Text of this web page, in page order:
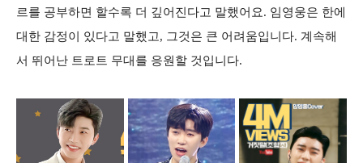
르를 공부하면 할수록 더 깊어진다고 말했어요. 임영웅은 한에
대한 감정이 있다고 말했고, 그것은 큰 어려움입니다. 계속해
서 뛰어난 트로트 무대를 응원할 것입니다.